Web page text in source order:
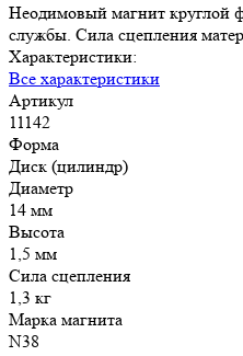
Неодимовый магнит круглой
службы. Сила сцепления
Характеристики:
Все характеристики
Артикул
11142
Форма
Диск (цилиндр)
Диаметр
14 мм
Высота
1,5 мм
Сила сцепления
1,3 кг
Марка магнита
N38